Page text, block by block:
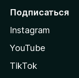
Подписаться
Instagram
YouTube
TikTok